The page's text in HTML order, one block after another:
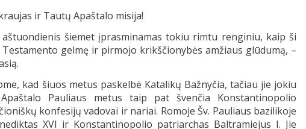
ir Tautų Apaštalo misija!
šiemet įprasminamas tokiu rimtu renginiu, kaip ši
gelmę ir pirmojo krikščionybės amžiaus glūdumą, –
kad šiuos metus paskelbė Katalikų Bažnyčia, tačiau jie jokiu
Pauliaus metus taip pat švenčia Konstantinopolio
konfesijų vadovai ir nariai. Romoje Šv. Pauliaus bazilikoje
XVI ir Konstantinopolio patriarchas Baltra­miejus I. Jie